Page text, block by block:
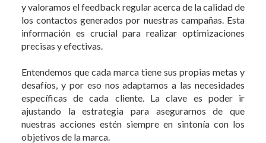
y valoramos el feedback regular acerca de la calidad de
los contactos generados por nuestras campañas. Esta
información es crucial para realizar optimizaciones
precisas y efectivas.
Entendemos que cada marca tiene sus propias metas y
desafíos, y por eso nos adaptamos a las necesidades
específicas de cada cliente. La clave es poder ir
ajustando la estrategia para asegurarnos de que
nuestras acciones estén siempre en sintonía con los
objetivos de la marca.